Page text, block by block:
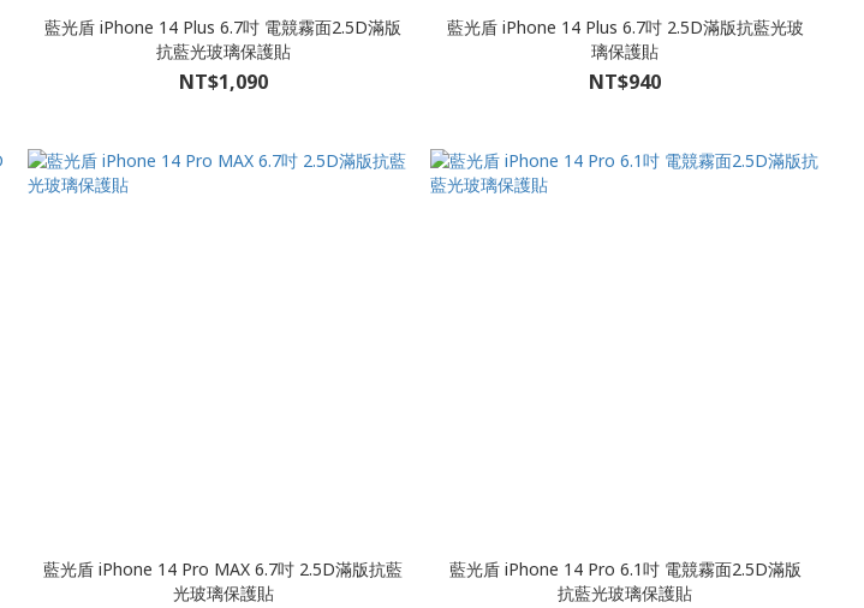
藍光盾 iPhone 14 Plus 6.7吋 電競霧面2.5D滿版
抗藍光玻璃保護貼
NT$1,090
藍光盾 iPhone 14 Plus 6.7吋 2.5D滿版抗藍光玻
璃保護貼
NT$940
藍光盾 iPhone 14 Pro MAX 6.7吋 2.5D滿版抗藍
光玻璃保護貼
藍光盾 iPhone 14 Pro 6.1吋 電競霧面2.5D滿版
抗藍光玻璃保護貼